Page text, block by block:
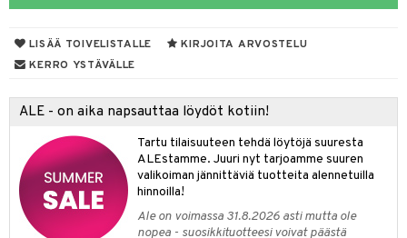
LISÄÄ TOIVELISTALLE
KIRJOITA ARVOSTELU
KERRO YSTÄVÄLLE
ALE - on aika napsauttaa löydöt kotiin!
Tartu tilaisuuteen tehdä löytöjä suuresta
ALEstamme. Juuri nyt tarjoamme suuren
valikoiman jännittäviä tuotteita alennetuilla
hinnoilla!
Ale on voimassa 31.8.2026 asti mutta ole
nopea - suosikkituotteesi voivat päästä
tuotteet
hoito
poisto
hoito
& saippuat
tuotteet
& Viikset
shave lotion
de cologne
de toilette
tuotteet
poisto
hoito
& saippuat
1: Puhdistus
2: Kirkastus
3: Kosteutus
ja Vartalonhoito
& vastauksia